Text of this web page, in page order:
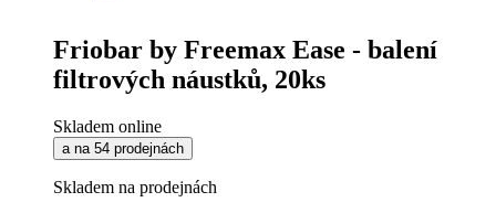
Friobar by Freemax Ease - balení
filtrových náustků, 20ks
Skladem online
a na 54 prodejnách
Skladem na prodejnách